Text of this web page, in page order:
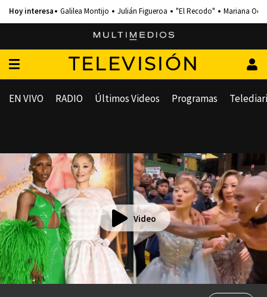
Galilea Montijo Julián Figueroa "El Recodo" Mariana
TELEVISIÓN
EN VIVO RADIO Últimos Videos Programas
Video